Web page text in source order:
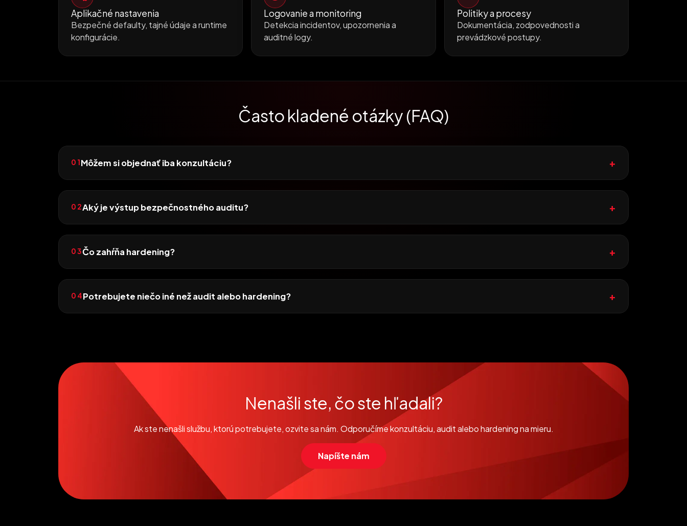
Aplikačné nastavenia
Bezpečné defaulty, tajné údaje a runtime
konfigurácie.
Logovanie a monitoring
Detekcia incidentov, upozornenia a
auditné logy.
Politiky a procesy
Dokumentácia, zodpovednosti a
prevádzkové postupy.
Často kladené otázky (FAQ)
01Môžem si objednať iba konzultáciu?
02Aký je výstup bezpečnostného auditu?
03Čo zahŕňa hardening?
04Potrebujete niečo iné než audit alebo hardening?
Nenašli ste, čo ste hľadali?
Ak ste nenašli službu, ktorú potrebujete, ozvite sa nám. Odporučíme konzultáciu, audit alebo hardening na mieru.
Napíšte nám